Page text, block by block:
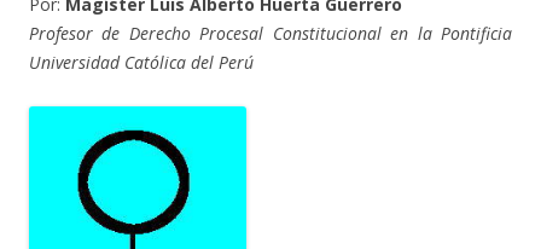
Por: Magíster Luis Alberto Huerta Guerrero
Profesor de Derecho Procesal Constitucional en la Pontificia
Universidad Católica del Perú